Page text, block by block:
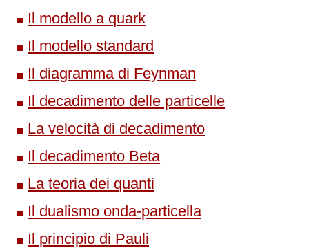
Il modello a quark
Il modello standard
Il diagramma di Feynman
Il decadimento delle particelle
La velocità di decadimento
Il decadimento Beta
La teoria dei quanti
Il dualismo onda-particella
Il principio di Pauli